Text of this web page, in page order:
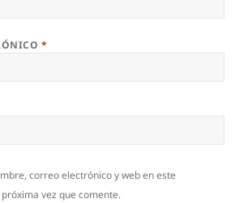
*
correo electrónico y web en este
vez que comente.